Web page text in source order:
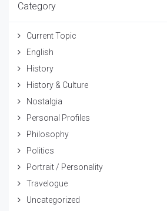
Category
Current Topic
English
History
History & Culture
Nostalgia
Personal Profiles
Philosophy
Politics
Portrait / Personality
Travelogue
Uncategorized